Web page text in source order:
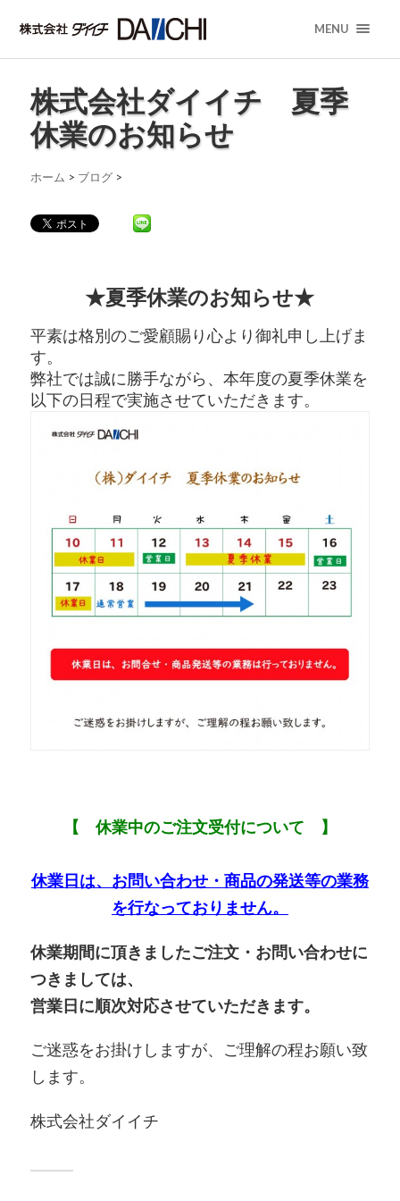
MENU
株式会社ダイイチ 夏季
休業のお知らせ
ホーム > ブログ >
★夏季休業のお知らせ★
平素は格別のご愛顧賜り心より御礼申し上げま
す。
弊社では誠に勝手ながら、本年度の夏季休業を
以下の日程で実施させていただきます。
【 休業中のご注文受付について 】
休業日は、お問い合わせ・商品の発送等の業務
を行なっておりません。
休業期間に頂きましたご注文・お問い合わせに
つきましては、
営業日に順次対応させていただきます。
ご迷惑をお掛けしますが、ご理解の程お願い致
します。
株式会社ダイイチ